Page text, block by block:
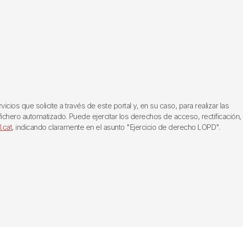
que solicite a través de este portal y, en su caso, para realizar las
automatizado. Puede ejercitar los derechos de acceso, rectificación,
, indicando claramente en el asunto "Ejercicio de derecho LOPD".